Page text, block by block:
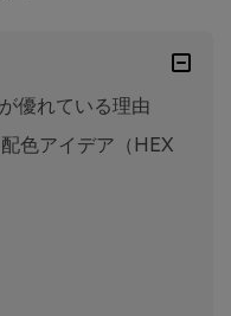
優れている理由
色アイデア（HEX